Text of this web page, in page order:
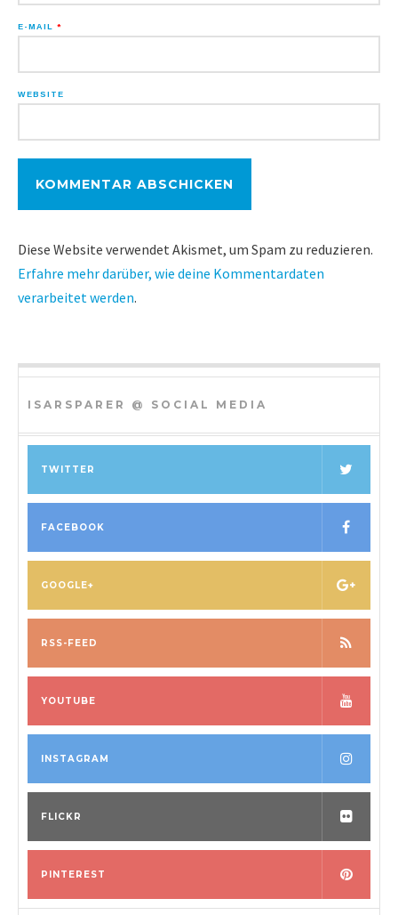
E-MAIL *
WEBSITE
Diese Website verwendet Akismet, um Spam zu reduzieren.
Erfahre mehr darüber, wie deine Kommentardaten
verarbeitet werden.
ISARSPARER @ SOCIAL MEDIA
TWITTER
FACEBOOK
GOOGLE+
RSS-FEED
YOUTUBE
INSTAGRAM
FLICKR
PINTEREST